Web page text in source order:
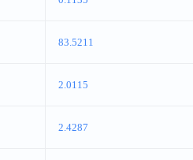
83.5211
2.0115
2.4287